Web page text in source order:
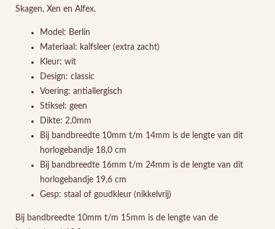
Skagen, Xen en Alfex.
Model: Berlin
Materiaal: kalfsleer (extra zacht)
Kleur: wit
Design: classic
Voering: antiallergisch
Stiksel: geen
Dikte: 2,0mm
Bij bandbreedte 10mm t/m 14mm is de lengte van dit
horlogebandje 18,0 cm
Bij bandbreedte 16mm t/m 24mm is de lengte van dit
horlogebandje 19,6 cm
Gesp: staal of goudkleur (nikkelvrij)
Bij bandbreedte 10mm t/m 15mm is de lengte van de